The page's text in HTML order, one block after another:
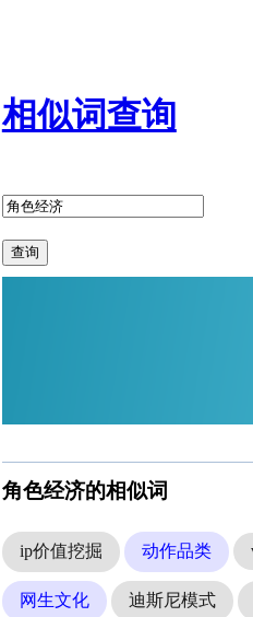
相似词查询
查询
角色经济的相似词
ip价值挖掘 动作品类
网生文化 迪斯尼模式